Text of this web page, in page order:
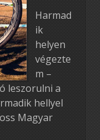
Harmad
ik
helyen
végezte
m –
leszorulni a
hellyel
Magyar